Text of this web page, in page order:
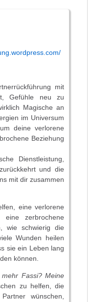
mit
Gefühle neu zu
Magische an
im Universum
deine verlorene
Beziehung
Dienstleistung,
und die
mit dir zusammen
eine verlorene
zerbrochene
wie schwierig die
Wunden heilen
sie ein Leben lang
können.
mehr Fassi? Meine
zu helfen, die
wünschen,